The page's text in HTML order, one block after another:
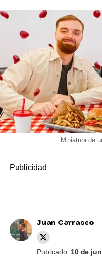
Miniatura de
Juan Carrasco
Publicado: 10 de